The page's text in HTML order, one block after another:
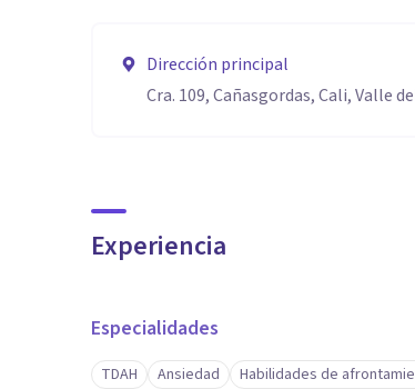
Dirección principal
Cra. 109, Cañasgordas, Cali, Valle
Experiencia
Especialidades
TDAH Ansiedad Habilidades de